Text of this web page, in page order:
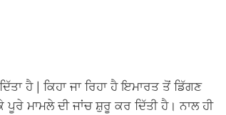
ਹੈ | ਕਿਹਾ ਜਾ ਰਿਹਾ ਹੈ ਇਮਾਰਤ ਤੋਂ ਡਿੱਗਣ
ਮਾਮਲੇ ਦੀ ਜਾਂਚ ਸ਼ੁਰੂ ਕਰ ਦਿੱਤੀ ਹੈ। ਨਾਲ ਹੀ